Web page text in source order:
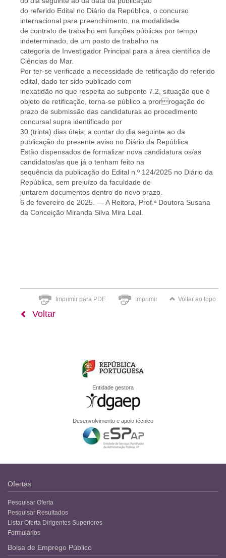
do referido Edital no Diário da República, o concurso
internacional para preenchimento, na modalidade
de contrato de trabalho em funções públicas por tempo
indeterminado, de um posto de trabalho na
categoria de Investigador Principal para a área científica de
Ciências do Mar.
Por ter-se verificado a necessidade de retificação do referido
edital, dado ter sido publicado com
inexatidão no que respeita ao subponto 7.2, situação que é
objeto de retificação, torna-se público a prorrogação do
prazo de submissão das candidaturas ao procedimento
concursal supra identificado por
30 (trinta) dias úteis, a contar do dia seguinte ao da
publicação do presente aviso no Diário da República.
Estão dispensados de formalizar nova candidatura os/as
candidatos/as que já o tenham feito na
sequência da publicação do Edital n.º 124/2025 no Diário da
República, sem prejuízo da faculdade de
juntarem documentos dentro do novo prazo.
6 de fevereiro de 2025. — A Reitora, Prof.ª Doutora Susana
da Conceição Miranda Silva Mira Leal.
Imprimir para PDF Imprimir Voltar ao topo
Voltar
Entidade gestora
Desenvolvimento e apoio técnico
Ofertas
Pesquisar Oferta
Pesquisar Resultados
Listar Oferta Dirigentes Superiores
Formulários
Bolsa de Emprego Público